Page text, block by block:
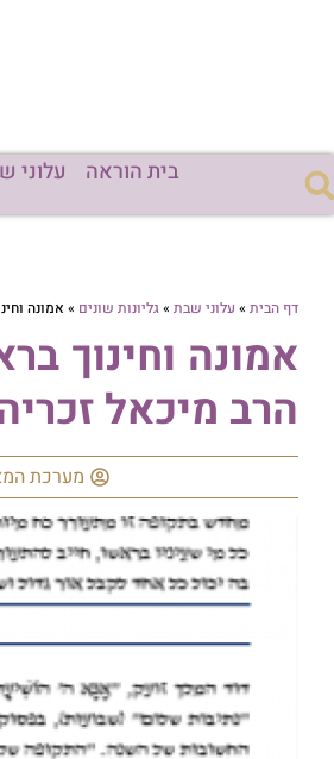
בית הוראה עלוני
דף הבית » עלוני שבת »גליונות שונים » אמונה
אמונה וחינוך
הרב מיכאל
מערכת